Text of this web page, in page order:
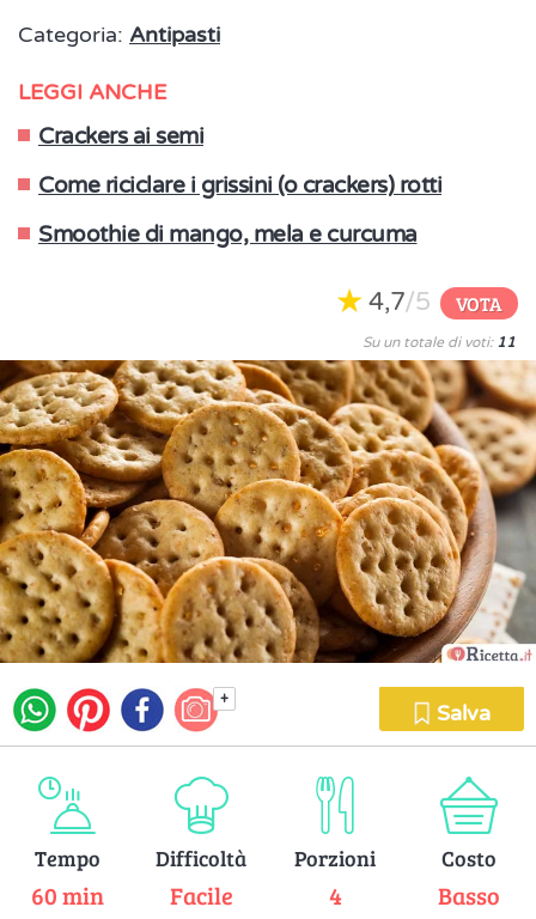
Categoria: Antipasti
LEGGI ANCHE
Crackers ai semi
Come riciclare i grissini (o crackers) rotti
Smoothie di mango, mela e curcuma
4,7/5 VOTA
Su un totale di voti: 11
+
Salva
Tempo
60 min
Difficoltà
Facile
Porzioni
4
Costo
Basso